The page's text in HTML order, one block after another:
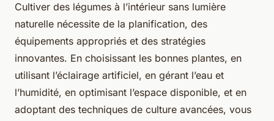
Cultiver des légumes à l’intérieur sans lumière
naturelle nécessite de la planification, des
équipements appropriés et des stratégies
innovantes. En choisissant les bonnes plantes, en
utilisant l’éclairage artificiel, en gérant l’eau et
l’humidité, en optimisant l’espace disponible, et en
adoptant des techniques de culture avancées, vous